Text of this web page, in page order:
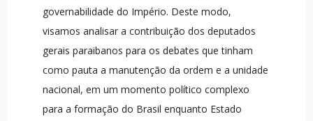
governabilidade do Império. Deste modo,
visamos analisar a contribuição dos deputados
gerais paraibanos para os debates que tinham
como pauta a manutenção da ordem e a unidade
nacional, em um momento político complexo
para a formação do Brasil enquanto Estado